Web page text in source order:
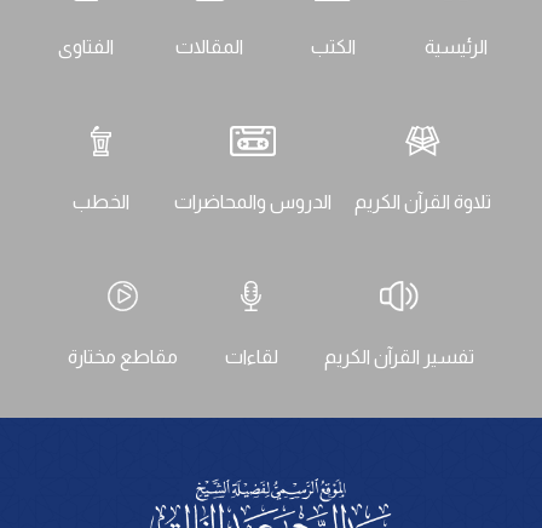
الرئيسية الكتب المقالات الفتاوى
تلاوة القرآن الكريم الدروس والمحاضرات الخطب
تفسير القرآن الكريم لقاءات مقاطع مختارة